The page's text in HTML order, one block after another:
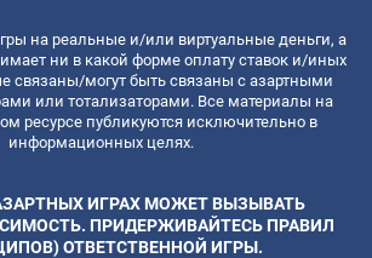
на реальные и/или виртуальные деньги, а
ни в какой форме оплату ставок и/иных
связаны/могут быть связаны с азартными
или тотализаторами. Все материалы на
ресурсе публикуются исключительно в
информационных целях.
ИГРАХ МОЖЕТ ВЫЗЫВАТЬ
ПРИДЕРЖИВАЙТЕСЬ ПРАВИЛ
ОТВЕТСТВЕННОЙ ИГРЫ.